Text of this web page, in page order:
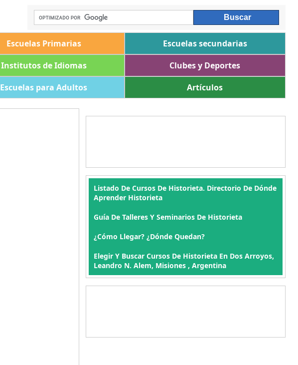
Escuelas Primarias
Escuelas secundarias
Institutos de Idiomas
Clubes y Deportes
Escuelas para Adultos Artículos
Listado De Cursos De Historieta. Directorio De Dónde
Aprender Historieta
Guía De Talleres Y Seminarios De Historieta
¿Cómo Llegar? ¿Dónde Quedan?
Elegir Y Buscar Cursos De Historieta En Dos Arroyos,
Leandro N. Alem, Misiones , Argentina